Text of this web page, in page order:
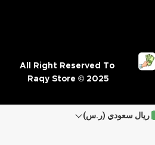
All Right Reserved To
Raqy Store © 2025
ريال سعودي (ر.س)